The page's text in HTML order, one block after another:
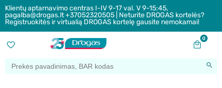
Klientų aptarnavimo centras I-IV 9-17 val. V 9-15:45,
pagalba@drogas.lt +37052320505 | Neturite DROGAS kortelės?
Registruokitės ir virtualią DROGAS kortelę gausite nemokamai!
0